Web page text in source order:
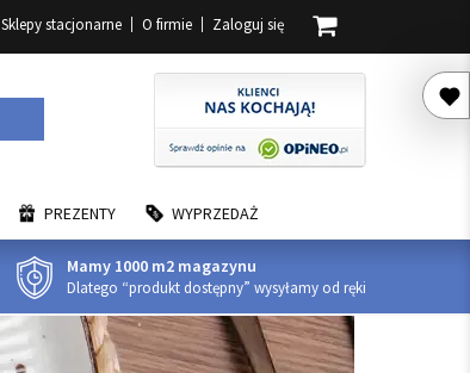
Sklepy stacjonarne O firmie Zaloguj się
PREZENTY WYPRZEDAŻ
Mamy 1000 m2 magazynu
Dlatego “produkt dostępny” wysyłamy od ręki